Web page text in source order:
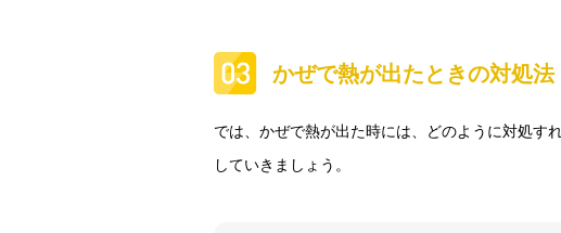
かぜで熱が出たときの対処法
では、かぜで熱が出た時には、どのように対処す
していきましょう。